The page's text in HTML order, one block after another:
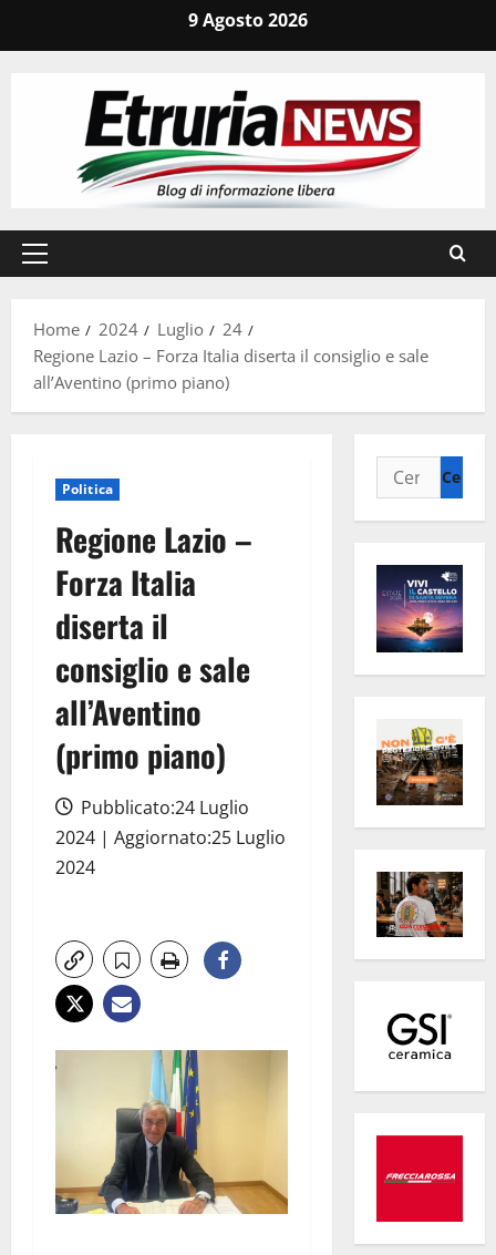
9 Agosto 2026
Menu
Home
2024 Luglio
24
Regione Lazio – Forza Italia diserta il consiglio e sale
all’Aventino (primo piano)
Politica
Regione Lazio –
Forza Italia
diserta il
consiglio e sale
all’Aventino
(primo piano)
Pubblicato:24 Luglio
2024 | Aggiornato:25 Luglio
2024
Ricerca
per: